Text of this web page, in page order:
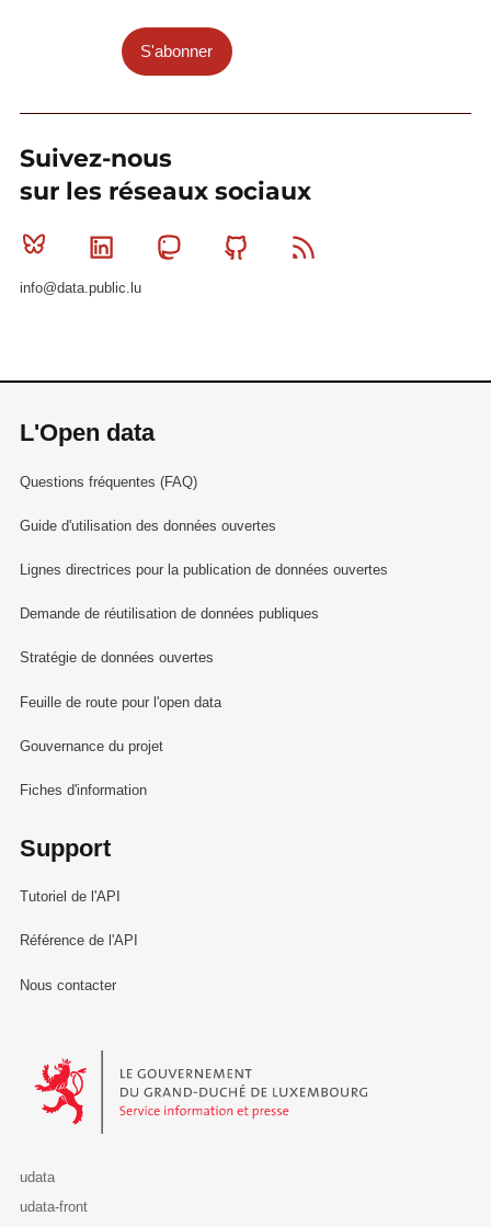
S'abonner
Suivez-nous
sur les réseaux sociaux
Bluesky Linkedin MastodonGithub
info@data.public.lu
L'Open data
Questions fréquentes (FAQ)
Guide d'utilisation des données ouvertes
Lignes directrices pour la publication de données ouvertes
Demande de réutilisation de données publiques
Stratégie de données ouvertes
Feuille de route pour l'open data
Gouvernance du projet
Fiches d'information
Support
Tutoriel de l'API
Référence de l'API
Nous contacter
Le Gouvernement du Grand-Duché de Luxembourg - Service
udata
udata-front